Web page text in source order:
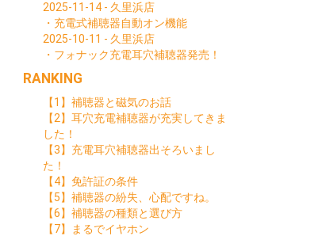
2025-11-14 - 久里浜店
・充電式補聴器自動オン機能
2025-10-11 - 久里浜店
・フォナック充電耳穴補聴器発売！
RANKING
【1】補聴器と磁気のお話
【2】耳穴充電補聴器が充実してきま
した！
【3】充電耳穴補聴器出そろいまし
た！
【4】免許証の条件
【5】補聴器の紛失、心配ですね。
【6】補聴器の種類と選び方
【7】まるでイヤホン